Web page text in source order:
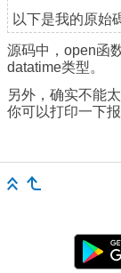
以下是我的原始
源码中，open函
datatime类型。
另外，确实不能
你可以打印一下